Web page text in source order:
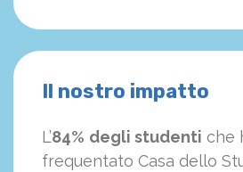
Il nostro impatto
L’84% degli studenti che
frequentato Casa dello